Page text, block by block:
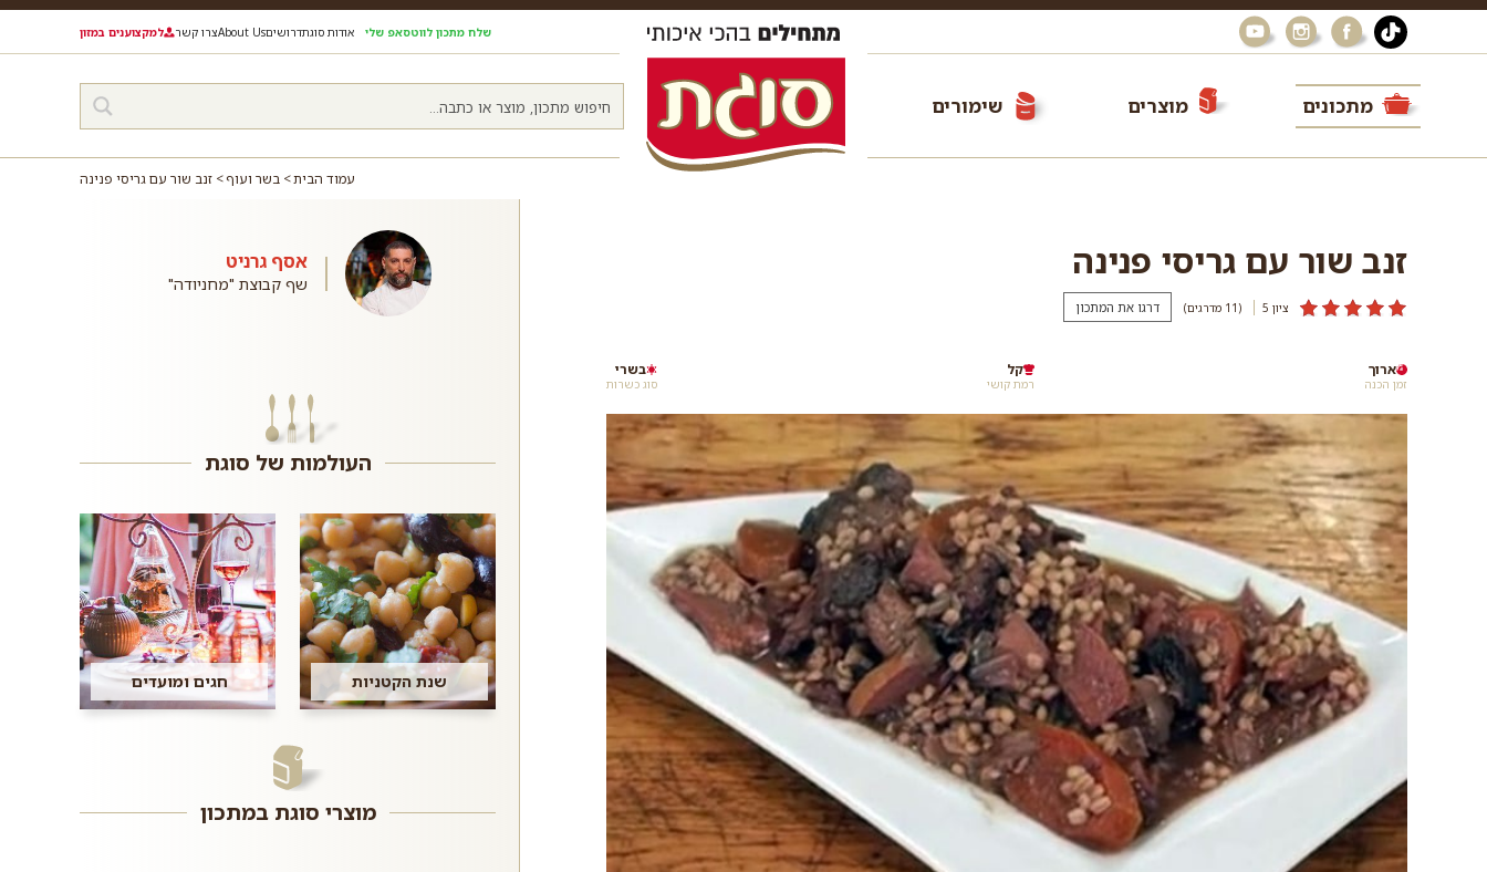
שלח מתכון לווטסאפ שלי אודות סוגתדרושיםAbout Usצרו קשר למקצוענים במזון
מתכונים מוצרים שימורים
עמוד הבית בשר ועוף זנב שור עם גריסי פנינה
זנב שור עם גריסי פנינה
ציון 5 (11 מדרגים) דרגו את המתכון
זמן הכנה
ארוך
רמת קושי
קל
סוג כשרות
בשרי
אסף גרניט
שף קבוצת "מחניודה"
העולמות של סוגת
שנת הקטניות חגים ומועדים
מוצרי סוגת במתכון